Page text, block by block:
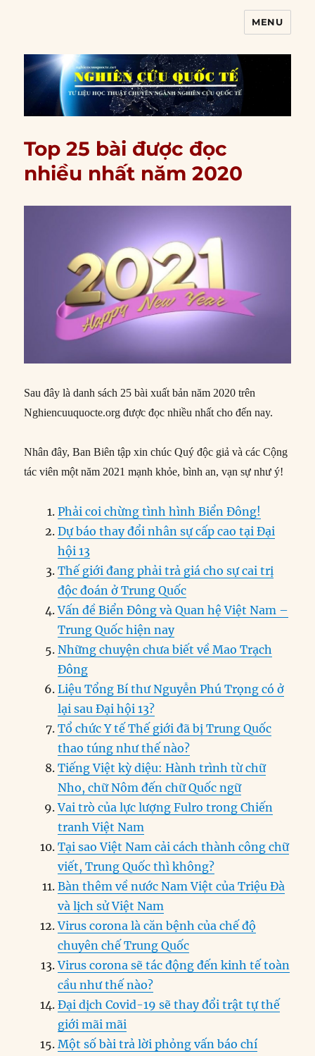
MENU
Top 25 bài được đọc
nhiều nhất năm 2020
Sau đây là danh sách 25 bài xuất bản năm 2020 trên
Nghiencuuquocte.org được đọc nhiều nhất cho đến nay.
Nhân đây, Ban Biên tập xin chúc Quý độc giả và các Cộng
tác viên một năm 2021 mạnh khỏe, bình an, vạn sự như ý!
Phải coi chừng tình hình Biển Đông!
Dự báo thay đổi nhân sự cấp cao tại Đại
hội 13
Thế giới đang phải trả giá cho sự cai trị
độc đoán ở Trung Quốc
Vấn đề Biển Đông và Quan hệ Việt Nam –
Trung Quốc hiện nay
Những chuyện chưa biết về Mao Trạch
Đông
Liệu Tổng Bí thư Nguyễn Phú Trọng có ở
lại sau Đại hội 13?
Tổ chức Y tế Thế giới đã bị Trung Quốc
thao túng như thế nào?
Tiếng Việt kỳ diệu: Hành trình từ chữ
Nho, chữ Nôm đến chữ Quốc ngữ
Vai trò của lực lượng Fulro trong Chiến
tranh Việt Nam
Tại sao Việt Nam cải cách thành công chữ
viết, Trung Quốc thì không?
Bàn thêm về nước Nam Việt của Triệu Đà
và lịch sử Việt Nam
Virus corona là căn bệnh của chế độ
chuyên chế Trung Quốc
Virus corona sẽ tác động đến kinh tế toàn
cầu như thế nào?
Đại dịch Covid-19 sẽ thay đổi trật tự thế
giới mãi mãi
Một số bài trả lời phỏng vấn báo chí